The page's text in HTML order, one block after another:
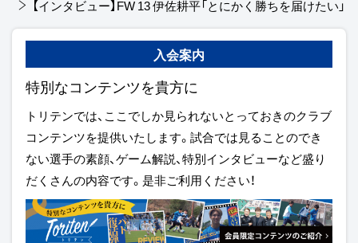
【インタビュー】FW 13 伊佐耕平「とにかく勝ちを届けたい」
入会案内
特別なコンテンツを貴方に
トリテンでは、ここでしか見られないとっておきのクラブ
コンテンツを提供いたします。試合では見ることのでき
ない選手の素顔、ゲーム解説、特別インタビューなど盛り
だくさんの内容です。是非ご利用ください！